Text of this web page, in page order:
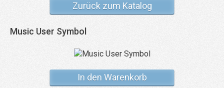
Zurück zum Katalog
Music User Symbol
In den Warenkorb